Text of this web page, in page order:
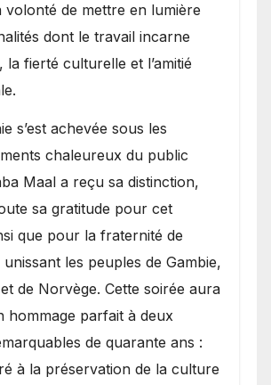
volonté de mettre en lumière
dont le travail incarne
la fierté culturelle et l’amitié
s’est achevée sous les
chaleureux du public
Maal a reçu sa distinction,
sa gratitude pour cet
que pour la fraternité de
les peuples de Gambie,
de Norvège. Cette soirée aura
hommage parfait à deux
de quarante ans :
à la préservation de la culture